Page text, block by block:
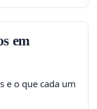
em
e o que cada um